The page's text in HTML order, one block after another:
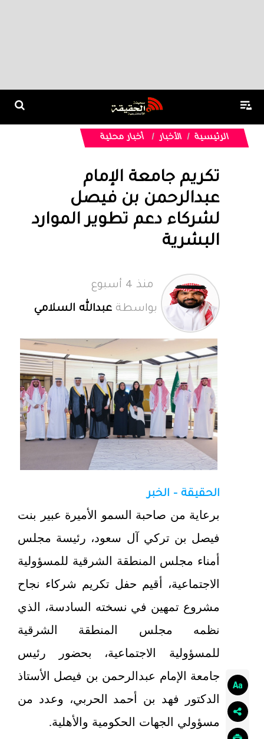
الرئيسية الأخبار أخبار محلية
تكريم جامعة الإمام
عبدالرحمن بن فيصل
لشركاء دعم تطوير الموارد
البشرية
منذ 4 أسبوع
بواسطة عبدالله السلامي
الحقيقة - الخبر
برعاية من صاحبة السمو الأميرة عبير بنت
فيصل بن تركي آل سعود، رئيسة مجلس
أمناء مجلس المنطقة الشرقية للمسؤولية
الاجتماعية، أقيم حفل تكريم شركاء نجاح
مشروع تمهين في نسخته السادسة، الذي
نظمه مجلس المنطقة الشرقية
للمسؤولية الاجتماعية، بحضور رئيس
جامعة الإمام عبدالرحمن بن فيصل الأستاذ
الدكتور فهد بن أحمد الحربي، وعدد من
مسؤولي الجهات الحكومية والأهلية.